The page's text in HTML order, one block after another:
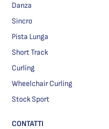
Danza
Sincro
Pista Lunga
Short Track
Curling
Wheelchair Curling
Stock Sport
CONTATTI